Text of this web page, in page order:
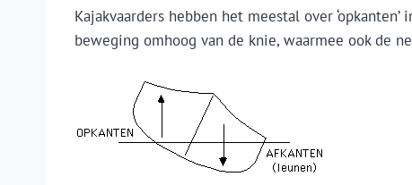
Kajakvaarders hebben het meestal over
beweging omhoog van de knie, waarmee ook de